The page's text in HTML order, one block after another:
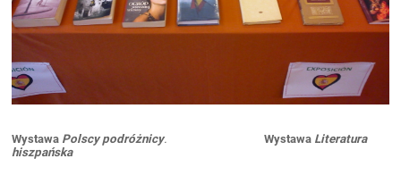
Wystawa Polscy podróżnicy.Wystawa Literatura
hiszpańska